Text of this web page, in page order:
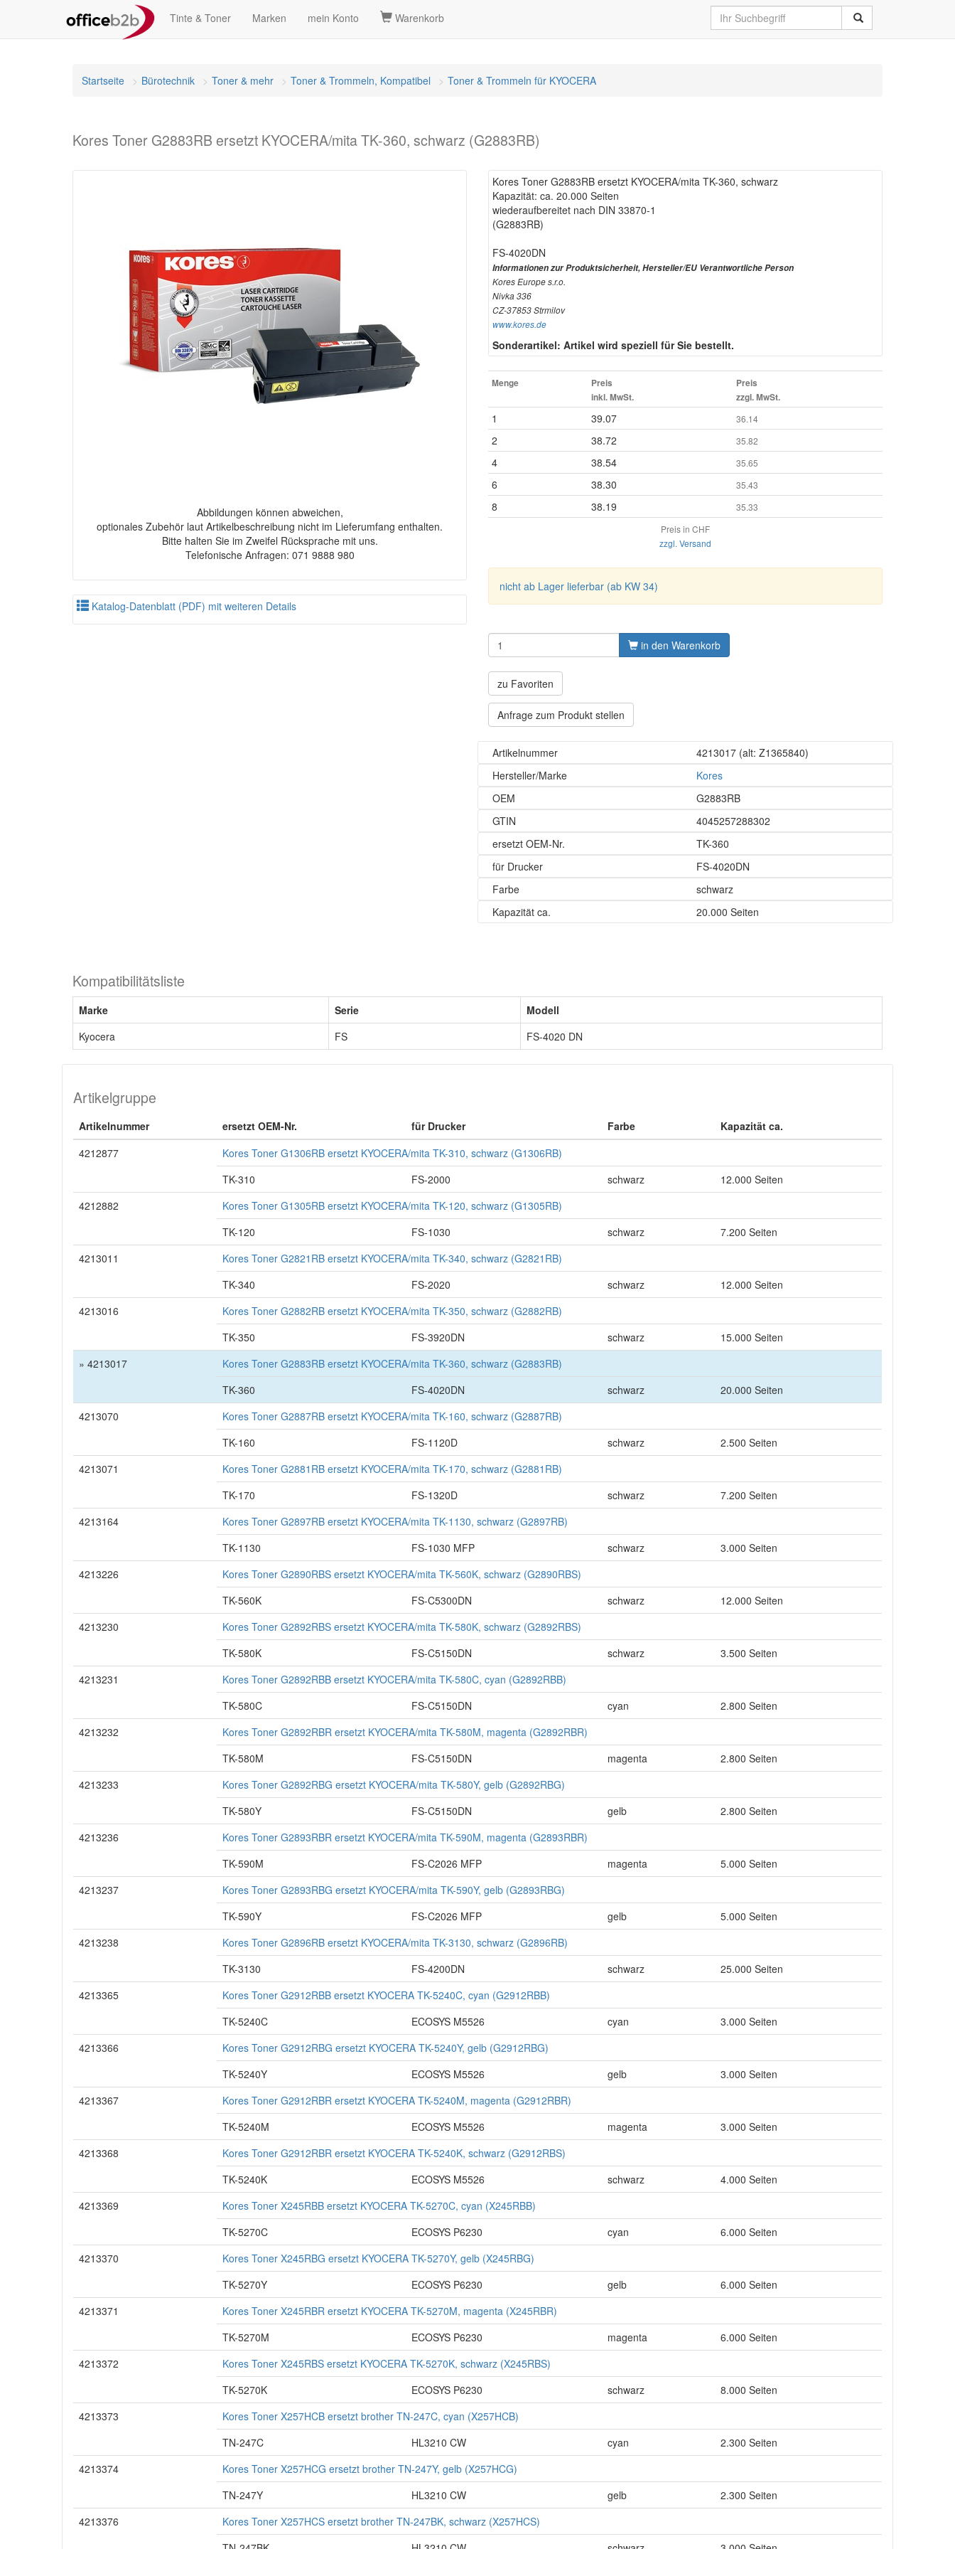
Tinte & Toner Marken mein Konto Warenkorb
Startseite Bürotechnik Toner & mehr Toner & Trommeln, Kompatibel Toner & Trommeln für KYOCERA
Kores Toner G2883RB ersetzt KYOCERA/mita TK-360, schwarz (G2883RB)
Abbildungen können abweichen,
optionales Zubehör laut Artikelbeschreibung nicht im Lieferumfang enthalten.
Bitte halten Sie im Zweifel Rücksprache mit uns.
Telefonische Anfragen: 071 9888 980
Katalog-Datenblatt (PDF) mit weiteren Details
Kores Toner G2883RB ersetzt KYOCERA/mita TK-360, schwarz
Kapazität: ca. 20.000 Seiten
wiederaufbereitet nach DIN 33870-1
(G2883RB)
FS-4020DN
Informationen zur Produktsicherheit, Hersteller/EU Verantwortliche Person
Kores Europe s.r.o.
Nivka 336
CZ-37853 Strmilov
www.kores.de
Sonderartikel: Artikel wird speziell für Sie bestellt.
Menge
Preis
inkl. MwSt.
Preis
zzgl. MwSt.
1 39.07 36.14
2 38.72 35.82
4 38.54 35.65
6 38.30 35.43
8 38.19
35.33
Preis in CHF
zzgl. Versand
nicht ab Lager lieferbar (ab KW 34)
in den Warenkorb
zu Favoriten
Anfrage zum Produkt stellen
Artikelnummer 4213017(alt: Z1365840)
Hersteller/Marke
Kores
OEM
G2883RB
GTIN
4045257288302
ersetzt OEM-Nr.
TK-360
für Drucker
FS-4020DN
Farbe
schwarz
Kapazität ca.
20.000 Seiten
Kompatibilitätsliste
Marke Serie
Modell
Kyocera
FS FS-4020 DN
Artikelgruppe
Artikelnummer ersetzt OEM-Nr. für Drucker Farbe
Kapazität ca.
4212877
Kores Toner G1306RB ersetzt KYOCERA/mita TK-310, schwarz (G1306RB)
TK-310
FS-2000 schwarz
12.000 Seiten
4212882
Kores Toner G1305RB ersetzt KYOCERA/mita TK-120, schwarz (G1305RB)
TK-120
FS-1030 schwarz
7.200 Seiten
4213011
Kores Toner G2821RB ersetzt KYOCERA/mita TK-340, schwarz (G2821RB)
TK-340
FS-2020 schwarz
12.000 Seiten
4213016
Kores Toner G2882RB ersetzt KYOCERA/mita TK-350, schwarz (G2882RB)
TK-350
FS-3920DN schwarz
15.000 Seiten
» 4213017
Kores Toner G2883RB ersetzt KYOCERA/mita TK-360, schwarz (G2883RB)
TK-360
FS-4020DN schwarz
20.000 Seiten
4213070
Kores Toner G2887RB ersetzt KYOCERA/mita TK-160, schwarz (G2887RB)
TK-160
FS-1120D schwarz
2.500 Seiten
4213071
Kores Toner G2881RB ersetzt KYOCERA/mita TK-170, schwarz (G2881RB)
TK-170
FS-1320D schwarz
7.200 Seiten
4213164
Kores Toner G2897RB ersetzt KYOCERA/mita TK-1130, schwarz (G2897RB)
TK-1130
FS-1030 MFP schwarz
3.000 Seiten
4213226
Kores Toner G2890RBS ersetzt KYOCERA/mita TK-560K, schwarz (G2890RBS)
TK-560K
FS-C5300DN schwarz
12.000 Seiten
4213230
Kores Toner G2892RBS ersetzt KYOCERA/mita TK-580K, schwarz (G2892RBS)
TK-580K
FS-C5150DN schwarz
3.500 Seiten
4213231
Kores Toner G2892RBB ersetzt KYOCERA/mita TK-580C, cyan (G2892RBB)
TK-580C
FS-C5150DN cyan
2.800 Seiten
4213232
Kores Toner G2892RBR ersetzt KYOCERA/mita TK-580M, magenta (G2892RBR)
TK-580M
FS-C5150DN magenta
2.800 Seiten
4213233
Kores Toner G2892RBG ersetzt KYOCERA/mita TK-580Y, gelb (G2892RBG)
TK-580Y
FS-C5150DN gelb
2.800 Seiten
4213236
Kores Toner G2893RBR ersetzt KYOCERA/mita TK-590M, magenta (G2893RBR)
TK-590M
FS-C2026 MFP magenta
5.000 Seiten
4213237
Kores Toner G2893RBG ersetzt KYOCERA/mita TK-590Y, gelb (G2893RBG)
TK-590Y
FS-C2026 MFP gelb
5.000 Seiten
4213238
Kores Toner G2896RB ersetzt KYOCERA/mita TK-3130, schwarz (G2896RB)
TK-3130
FS-4200DN schwarz
25.000 Seiten
4213365
Kores Toner G2912RBB ersetzt KYOCERA TK-5240C, cyan (G2912RBB)
TK-5240C
ECOSYS M5526 cyan
3.000 Seiten
4213366
Kores Toner G2912RBG ersetzt KYOCERA TK-5240Y, gelb (G2912RBG)
TK-5240Y
ECOSYS M5526 gelb
3.000 Seiten
4213367
Kores Toner G2912RBR ersetzt KYOCERA TK-5240M, magenta (G2912RBR)
TK-5240M
ECOSYS M5526 magenta
3.000 Seiten
4213368
Kores Toner G2912RBR ersetzt KYOCERA TK-5240K, schwarz (G2912RBS)
TK-5240K
ECOSYS M5526 schwarz
4.000 Seiten
4213369
Kores Toner X245RBB ersetzt KYOCERA TK-5270C, cyan (X245RBB)
TK-5270C
ECOSYS P6230 cyan
6.000 Seiten
4213370
Kores Toner X245RBG ersetzt KYOCERA TK-5270Y, gelb (X245RBG)
TK-5270Y
ECOSYS P6230 gelb
6.000 Seiten
4213371
Kores Toner X245RBR ersetzt KYOCERA TK-5270M, magenta (X245RBR)
TK-5270M
ECOSYS P6230 magenta
6.000 Seiten
4213372
Kores Toner X245RBS ersetzt KYOCERA TK-5270K, schwarz (X245RBS)
TK-5270K
ECOSYS P6230 schwarz
8.000 Seiten
4213373
Kores Toner X257HCB ersetzt brother TN-247C, cyan (X257HCB)
TN-247C
HL3210 CW cyan
2.300 Seiten
4213374
Kores Toner X257HCG ersetzt brother TN-247Y, gelb (X257HCG)
TN-247Y
HL3210 CW gelb
2.300 Seiten
4213376
Kores Toner X257HCS ersetzt brother TN-247BK, schwarz (X257HCS)